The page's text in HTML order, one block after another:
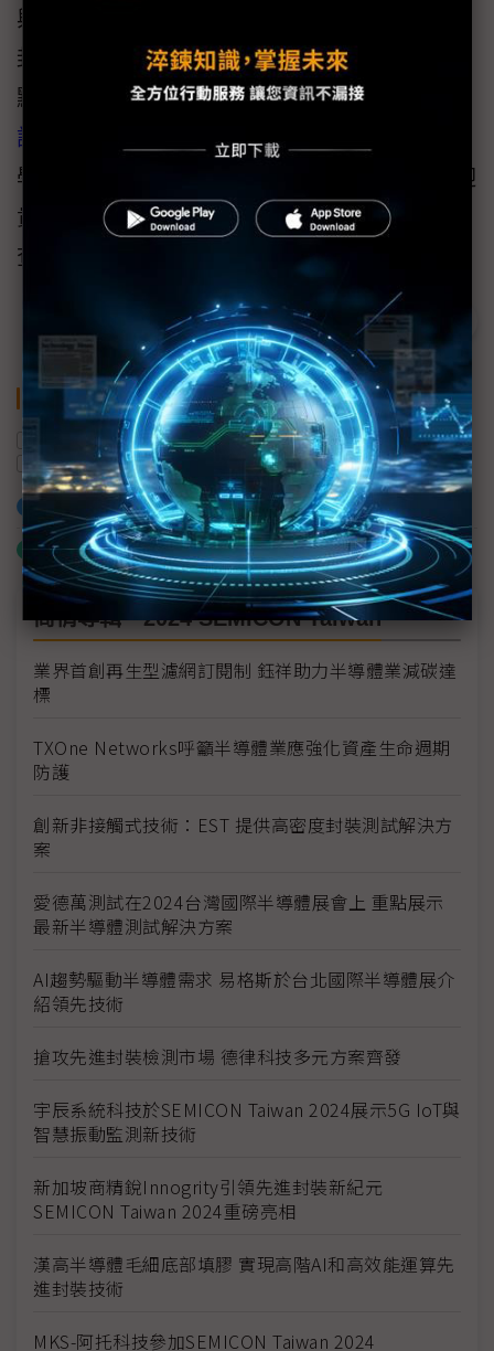
與永光化學電子事業研發專家們一同介紹先進
封裝技術論壇等最新應用趨勢、材料發展與亮
點產品。誠摯邀請您立即報名永光化學線上研
討會
，而2024 SEMICON Taiwan大展，永光化
學攤位號碼為南港展覽館一館一樓K2160，歡迎
貴賓蒞臨，欲瀏覽相關的產品，可至
永光官網
查詢。
關鍵字
半導體產業 AI晶片
FOPLP
永光化學
AI
加入已選取到「關鍵字追蹤」
什麼是「關鍵字追蹤」
商情專輯－2024 SEMICON Taiwan
業界首創再生型濾網訂閱制 鈺祥助力半導體業減碳達
標
TXOne Networks呼籲半導體業應強化資產生命週期
防護
創新非接觸式技術：EST 提供高密度封裝測試解決方
案
愛德萬測試在2024台灣國際半導體展會上 重點展示
最新半導體測試解決方案
AI趨勢驅動半導體需求 易格斯於台北國際半導體展介
紹領先技術
搶攻先進封裝檢測市場 德律科技多元方案齊發
宇辰系統科技於SEMICON Taiwan 2024展示5G IoT與
智慧振動監測新技術
新加坡商精銳Innogrity引領先進封裝新紀元
SEMICON Taiwan 2024重磅亮相
漢高半導體毛細底部填膠 實現高階AI和高效能運算先
進封裝技術
MKS-阿托科技參加SEMICON Taiwan 2024